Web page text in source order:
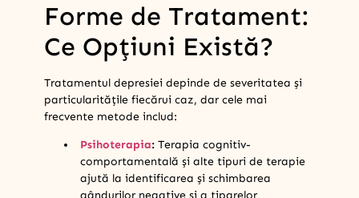
Forme de Tratament:
Ce Opțiuni Există?
Tratamentul depresiei depinde de severitatea și
particularitățile fiecărui caz, dar cele mai
frecvente metode includ:
Psihoterapia: Terapia cognitiv-
comportamentală și alte tipuri de terapie
ajută la identificarea și schimbarea